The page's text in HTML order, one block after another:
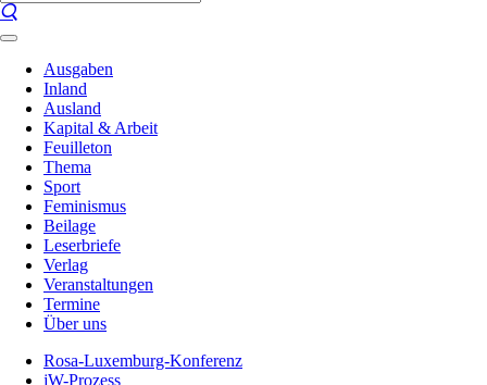
Ausgaben
Inland
Ausland
Kapital & Arbeit
Feuilleton
Thema
Sport
Feminismus
Beilage
Leserbriefe
Verlag
Veranstaltungen
Termine
Über uns
Rosa-Luxemburg-Konferenz
jW-Prozess